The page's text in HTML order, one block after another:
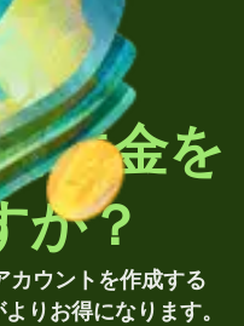
送金を
か？
ウントを作成する
りお得になります。